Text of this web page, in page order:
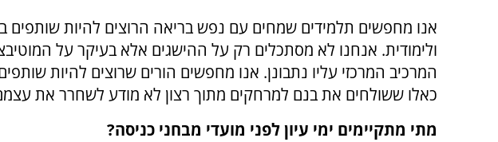
אנו מחפשים תלמידים שמחים עם נפש בריאה הרוצים להיות שותפים
ולימודית. אנחנו לא מסתכלים רק על ההישגים אלא בעיקר על
המרכיב המרכזי עליו נתבונן. אנו מחפשים הורים שרוצים להיות
כאלו ששולחים את בנם למרחקים מתוך רצון לא מודע לשחרר את
מתי מתקיימים ימי עיון לפני מועדי מבחני כניסה?